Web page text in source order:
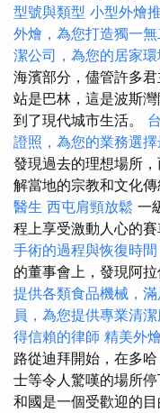
型號與類型 小型外燴
外燴，為您打造獨一
潔公司，為您的居家
海濱部分，儘管許多
站是巴林，這是波斯
到了現代城市生活。
證照，為您的業務選
發現過去的理想場所
解當地的宗教和文化傳
醫生 西屯肩頸放鬆 一
程上享受激動人心的賽
手術的過程與恢復時間
的董事會上，發現阿
提供各類食品機械，
員，為您提供專業清
得信賴的律師 精美外
路從迪拜開始，在多
士等令人驚嘆的場所
和國是一個受歡迎的